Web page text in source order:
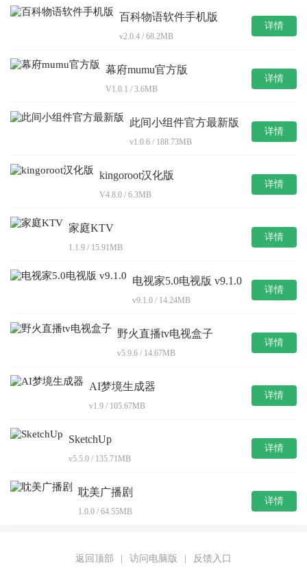
百科物语软件手机版
v2.0.4 / 68.2MB
详情
幕府mumu官方版
V1.0.1 / 3.6MB
详情
此间小组件官方最新版
v1.0.6 / 188.73MB
详情
kingoroot汉化版
V4.8.0 / 6.3MB
详情
家庭KTV
1.1.9 / 15.91MB
详情
电视家5.0电视版 v9.1.0
v9.1.0 / 14.24MB
详情
野火直播tv电视盒子
v5.9.6 / 14.67MB
详情
AI梦境生成器
v1.9 / 105.67MB
详情
SketchUp
v5.5.0 / 135.71MB
详情
耽美广播剧
1.0.0 / 64.55MB
详情
返回顶部 访问电脑版 反馈入口